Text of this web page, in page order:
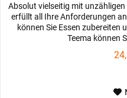
Absolut vielseitig mit
erfüllt all Ihre Anforderungen
können Sie Essen zubereiten
Teema können